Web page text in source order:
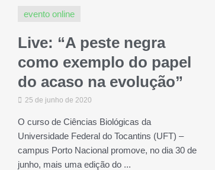
evento online
Live: “A peste negra
como exemplo do papel
do acaso na evolução”
25 de junho de 2020
O curso de Ciências Biológicas da
Universidade Federal do Tocantins (UFT) –
campus Porto Nacional promove, no dia 30 de
junho, mais uma edição do ...